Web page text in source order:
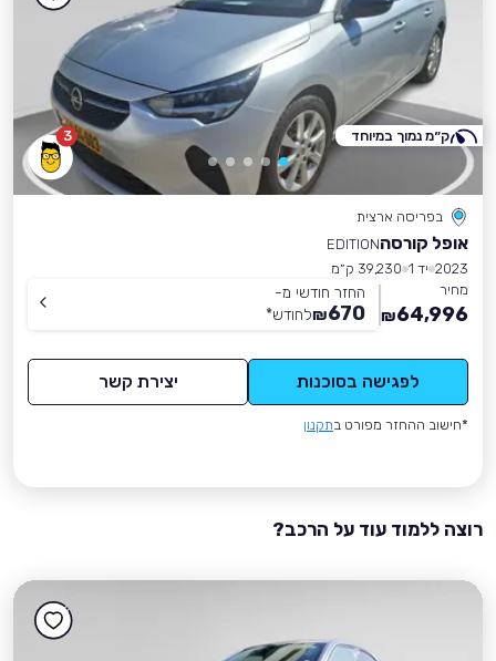
3
בפריסה ארצית
אופל קורסהEDITION
2023 יד 1
39,230 ק״מ
מחיר
64,996
₪
החזר חודשי מ-
670
₪לחודש*
לפגישה בסוכנות יצירת קשר
*חישוב ההחזר מפורט בתקנון
ק״מ נמוך במיוחד
רוצה ללמוד עוד על הרכב?